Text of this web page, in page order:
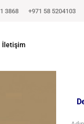
3868 +971 58 5204103
İletişim